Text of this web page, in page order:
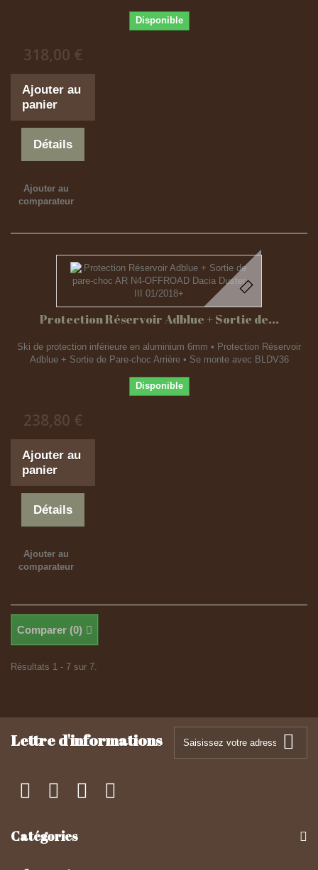
Disponible
318,00 €
Ajouter au
panier
Détails
Ajouter au
comparateur
Protection Réservoir Adblue + Sortie de...
Ski de protection inférieure en aluminium 6mm • Protection Réservoir
Adblue + Sortie de Pare-choc Arrière • Se monte avec BLDV36
Disponible
238,80 €
Ajouter au
panier
Détails
Ajouter au
comparateur
Comparer (0)
Résultats 1 - 7 sur 7.
Lettre d'informations
Catégories